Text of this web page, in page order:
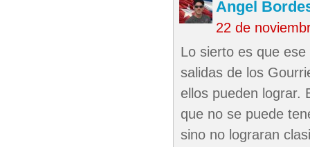
Angel
22 de
Lo sierto es que
salidas de los
ellos pueden lograr.
que no se puede
sino no lograran